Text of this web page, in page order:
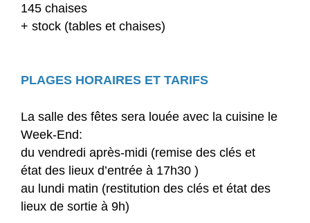
145 chaises
+ stock (tables et chaises)
PLAGES HORAIRES ET TARIFS
La salle des fêtes sera louée avec la cuisine le
Week-End:
du vendredi après-midi (remise des clés et
état des lieux d’entrée à 17h30 )
au lundi matin (restitution des clés et état des
lieux de sortie à 9h)